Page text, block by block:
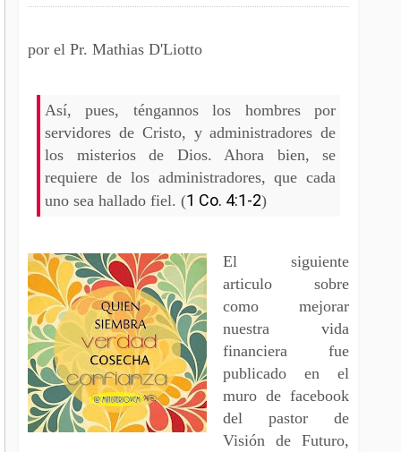
por el Pr. Mathias D'Liotto
Así, pues, téngannos los hombres por
servidores de Cristo, y administradores de
los misterios de Dios. Ahora bien, se
requiere de los administradores, que cada
uno sea hallado fiel. (1 Co. 4:1-2)
El siguiente
articulo sobre
como mejorar
nuestra vida
financiera fue
publicado en el
muro de facebook
del pastor de
Visión de Futuro,